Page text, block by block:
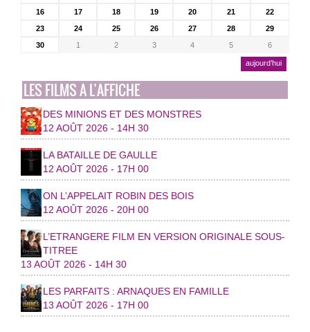
16
17 18 19 20 21
22
23
24 25 26 27 28
29
30
1 2 3 4 5 6
aujourd’hui
LES FILMS A L’AFFICHE
DES MINIONS ET DES MONSTRES
12 AOÛT 2026 - 14H 30
LA BATAILLE DE GAULLE
12 AOÛT 2026 - 17H 00
ON L’APPELAIT ROBIN DES BOIS
12 AOÛT 2026 - 20H 00
L’ETRANGERE FILM EN VERSION ORIGINALE SOUS-
TITREE
13 AOÛT 2026 - 14H 30
LES PARFAITS : ARNAQUES EN FAMILLE
13 AOÛT 2026 - 17H 00